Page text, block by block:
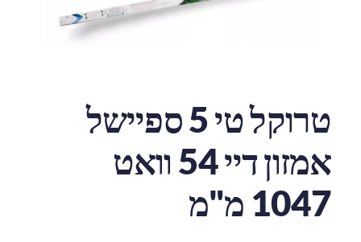
טרוקל טי 5 ספיישל
אמזון דיי 54 וואט
1047 מ"מ